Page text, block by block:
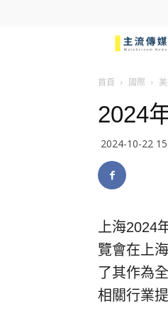
首頁 國際
2024
2024-10-22
上海2024
覽會在上
了其作為
相關行業